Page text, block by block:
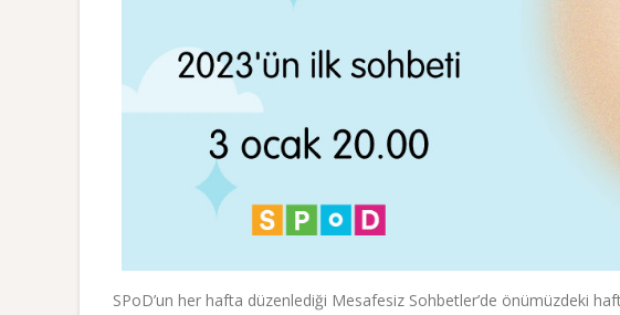
SPoD’un her hafta düzenlediği Mesafesiz Sohbetler’de önümüzdeki